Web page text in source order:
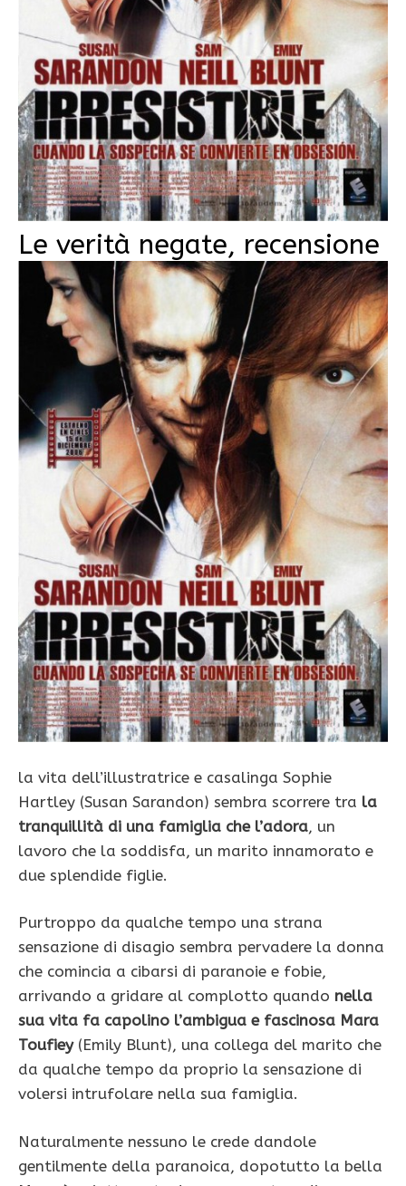
Le verità negate, recensione
la vita dell’illustratrice e casalinga Sophie
Hartley (Susan Sarandon) sembra scorrere tra la
tranquillità di una famiglia che l’adora, un
lavoro che la soddisfa, un marito innamorato e
due splendide figlie.
Purtroppo da qualche tempo una strana
sensazione di disagio sembra pervadere la donna
che comincia a cibarsi di paranoie e fobie,
arrivando a gridare al complotto quando nella
sua vita fa capolino l’ambigua e fascinosa Mara
Toufiey(Emily Blunt), una collega del marito che
da qualche tempo da proprio la sensazione di
volersi intrufolare nella sua famiglia.
Naturalmente nessuno le crede dandole
gentilmente della paranoica, dopotutto la bella